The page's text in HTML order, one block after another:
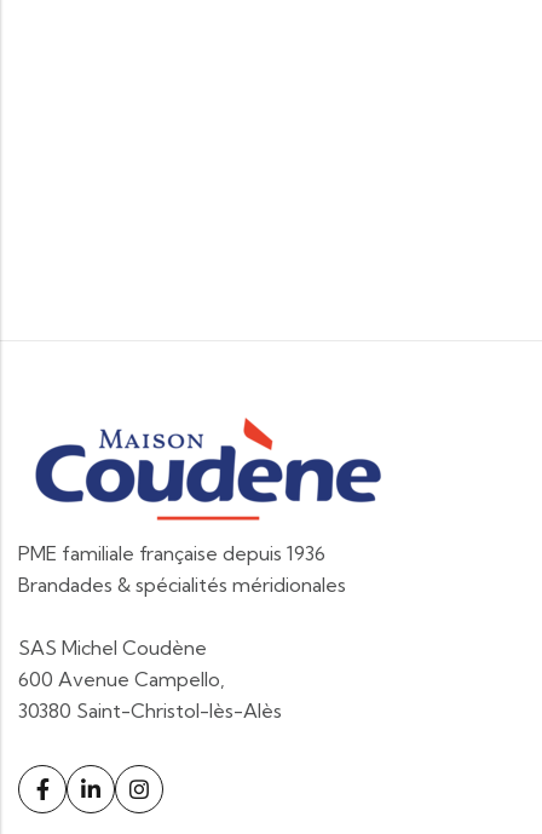
PME familiale française depuis 1936
Brandades & spécialités méridionales
SAS Michel Coudène
600 Avenue Campello,
30380 Saint-Christol-lès-Alès